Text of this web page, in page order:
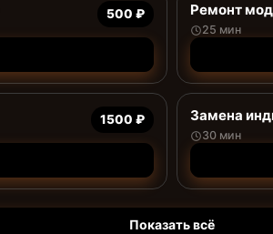
500 ₽ Ремонт
25 мин
1500 ₽ Замена
30 мин
Показать всё